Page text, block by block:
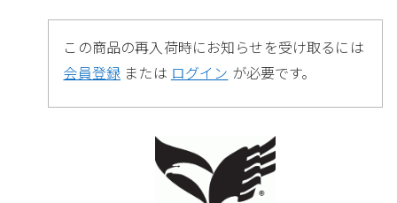
この商品の再入荷時にお知らせを受け取るには
会員登録 または ログイン が必要です。